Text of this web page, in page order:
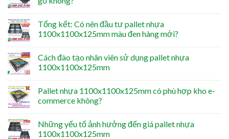
Tổng kết: Có nên đầu tư pallet nhựa
1100x1100x125mm màu đen hàng mới?
Cách đào tạo nhân viên sử dụng pallet nhựa
1100x1100x125mm
Pallet nhựa 1100x1100x125mm có phù hợp kho e-
commerce không?
Những yếu tố ảnh hưởng đến giá pallet nhựa
1100x1100x125mm